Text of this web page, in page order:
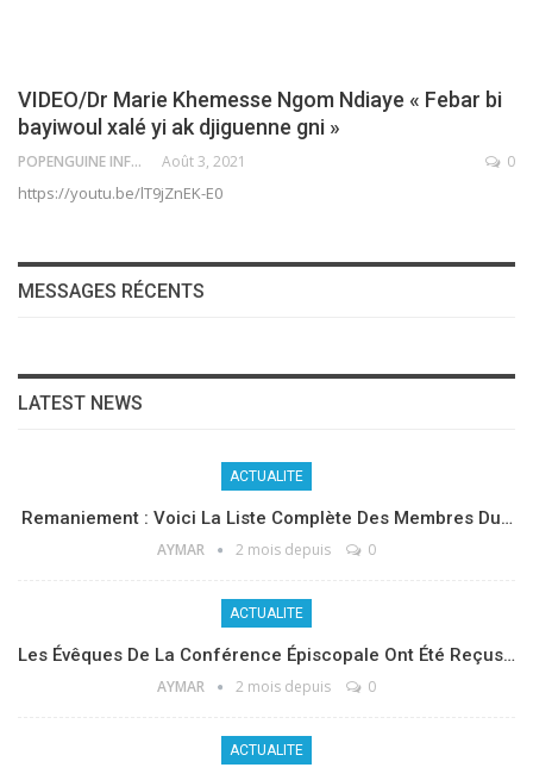
VIDEO/Dr Marie Khemesse Ngom Ndiaye « Febar bi
bayiwoul xalé yi ak djiguenne gni »
POPENGUINE INFO Août 3, 2021 0
https://youtu.be/lT9jZnEK-E0
MESSAGES RÉCENTS
LATEST NEWS
ACTUALITE
Remaniement : Voici La Liste Complète Des Membres Du…
AYMAR 2 mois depuis 0
ACTUALITE
Les Évêques De La Conférence Épiscopale Ont Été Reçus…
AYMAR 2 mois depuis 0
ACTUALITE